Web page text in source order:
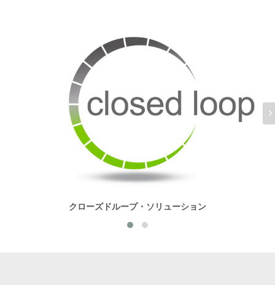
クローズドループ・ソリューション